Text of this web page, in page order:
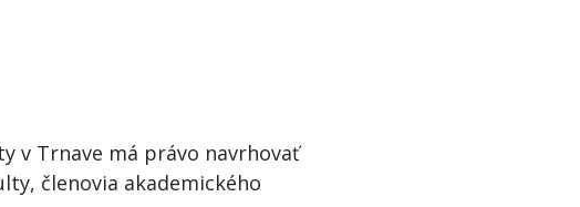
v Trnave má právo navrhovať
členovia akademického